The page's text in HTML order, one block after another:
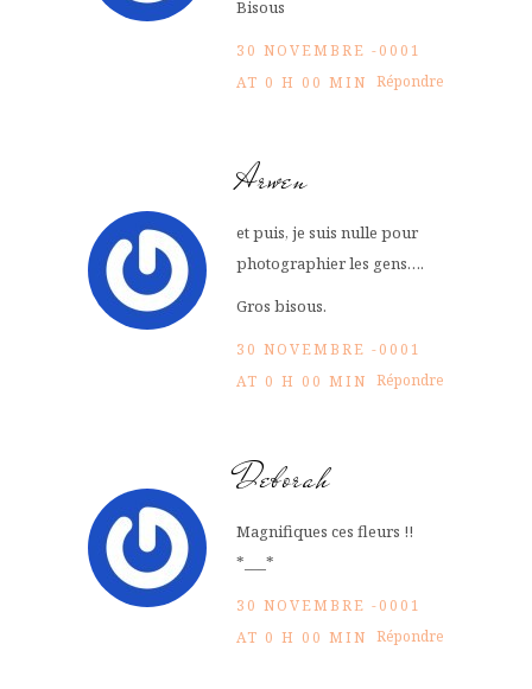
Bisous
30 NOVEMBRE -0001
AT 0 H 00 MIN Répondre
Arwen
et puis, je suis nulle pour
photographier les gens….
Gros bisous.
30 NOVEMBRE -0001
AT 0 H 00 MIN Répondre
Deborah
Magnifiques ces fleurs !!
*___*
30 NOVEMBRE -0001
AT 0 H 00 MIN Répondre